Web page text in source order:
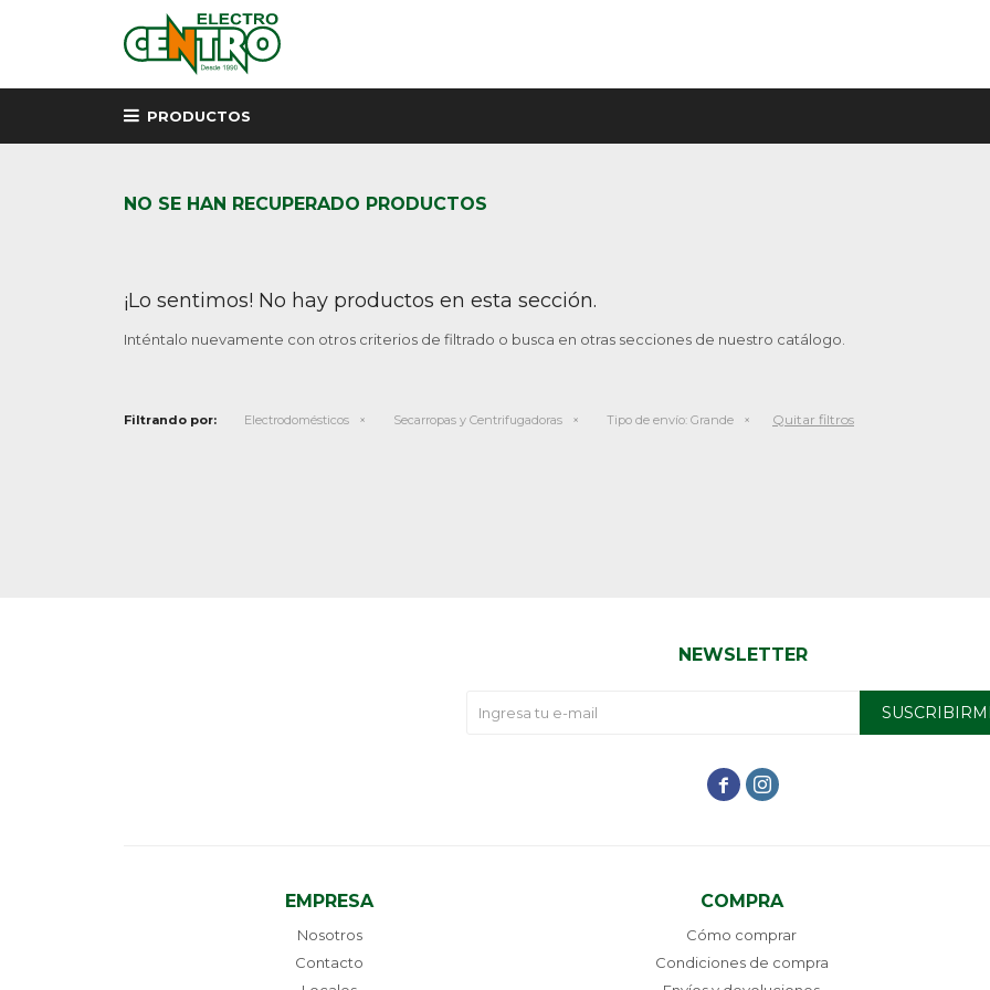
PRODUCTOS
NO SE HAN RECUPERADO PRODUCTOS
¡Lo sentimos! No hay productos en esta sección.
Inténtalo nuevamente con otros criterios de filtrado o busca en otras secciones de nuestro catálogo.
Filtrando por: Electrodomésticos Secarropas y Centrifugadoras Tipo de envío: Grande Quitar filtros
EMPRESA
Nosotros
Contacto
COMPRA
Cómo comprar
Condiciones de compra
NEWSLETTER
 